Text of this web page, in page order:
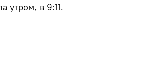
утром, в 9:11.